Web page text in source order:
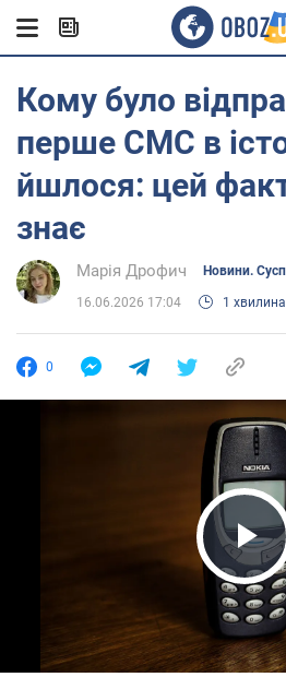
Кому було
перше СМС в
йшлося: цей
знає
Марія Дрофич Новини.
16.06.2026 17:04 1 хвилина
0